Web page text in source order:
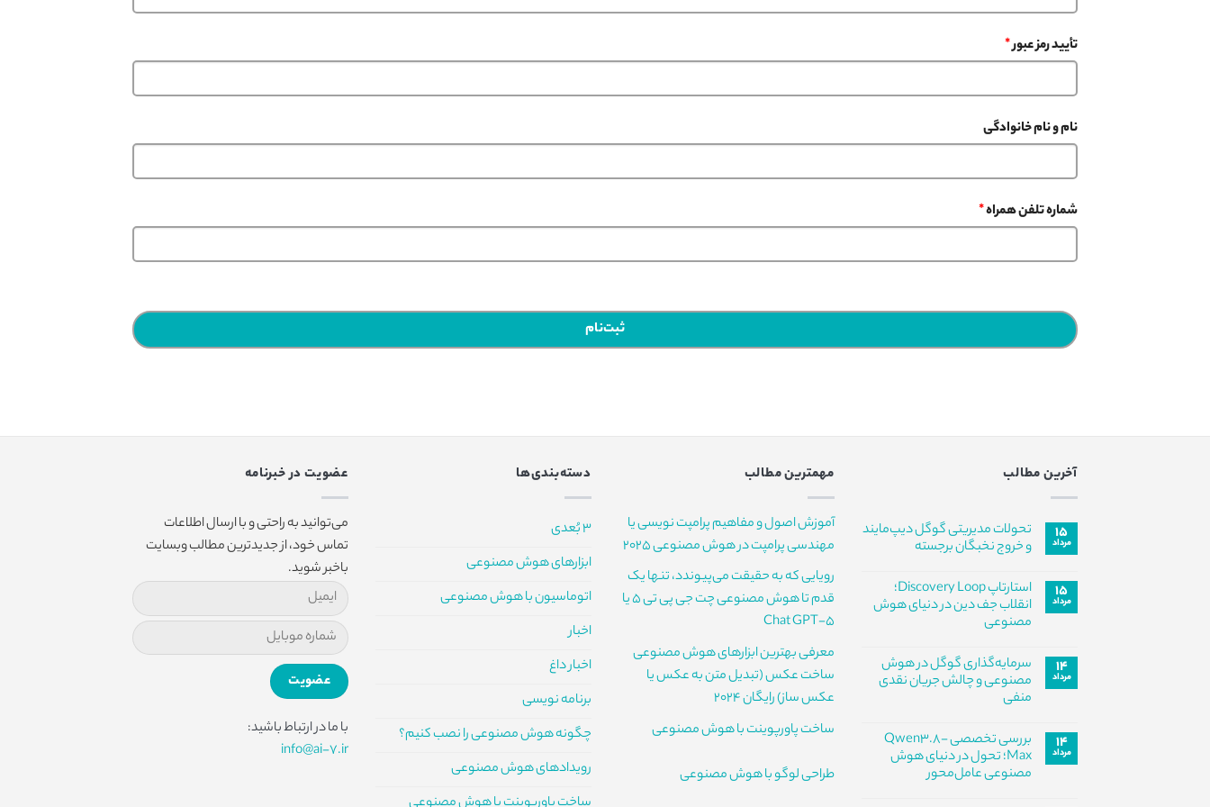
تأیید رمز عبور*
نام و نام خانوادگی
شماره تلفن همراه*
آخرین مطالب
۱۵
مرداد
تحولات مدیریتی گوگل دیپ‌مایند
و خروج نخبگان برجسته
دیدگاهی
برای
تحولات
مدیریتی
گوگل
خروج
نخبگان
برجسته
ثبت
نشده ۱۵
مرداد
استارتاپ Discovery Loop؛
انقلاب جف دین در دنیای هوش
مصنوعی
دیدگاهی
برای
استارتاپ
Discovery
Loop؛
دین
در
دنیای
هوش
مصنوعی
ثبت
نشده ۱۴
مرداد
سرمایه‌گذاری گوگل در هوش
مصنوعی و چالش جریان نقدی
منفی
برای
سرمایه‌گذاری
گوگل
در
ثبت
نشده ۱۴
مرداد
بررسی تخصصی Qwen3.8-
Max؛ تحول در دنیای هوش
مصنوعی عامل‌محور
مهمترین مطالب
آموزش اصول و مفاهیم پرامپت نویسی یا
مهندسی پرامپت در هوش مصنوعی 2025
رویایی که به حقیقت می‌پیوندد، تنها یک
قدم تا هوش مصنوعی چت جی پی تی 5 یا
Chat GPT-5
معرفی بهترین ابزارهای هوش مصنوعی
ساخت عکس (تبدیل متن به عکس یا
عکس ساز) رایگان 2024
ساخت پاورپوینت با هوش مصنوعی
طراحی لوگو با هوش مصنوعی
دسته‌بندی‌ها
3 بُعدی
ابزارهای هوش مصنوعی
اتوماسیون با هوش مصنوعی
اخبار
اخبار داغ
برنامه نویسی
چگونه هوش مصنوعی را نصب کنیم؟
رویدادهای هوش مصنوعی
عضویت در خبرنامه
می‌توانید به راحتی و با ارسال اطلاعات
تماس خود، از جدیدترین مطالب وبسایت
باخبر شوید.
با ما در ارتباط باشید:
info@ai-7.ir